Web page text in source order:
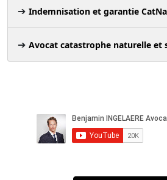
Indemnisation et garantie
Avocat catastrophe naturelle et